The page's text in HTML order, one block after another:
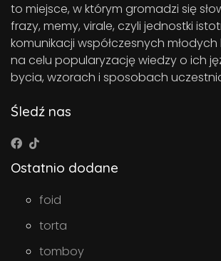
to miejsce, w którym gromadzi się
frazy, memy, virale, czyli jednostki
komunikacji współczesnych
na celu popularyzację wiedzy o ich
bycia, wzorach i sposobach
Śledź nas
Ostatnio dodane
foid
torta
tomboy